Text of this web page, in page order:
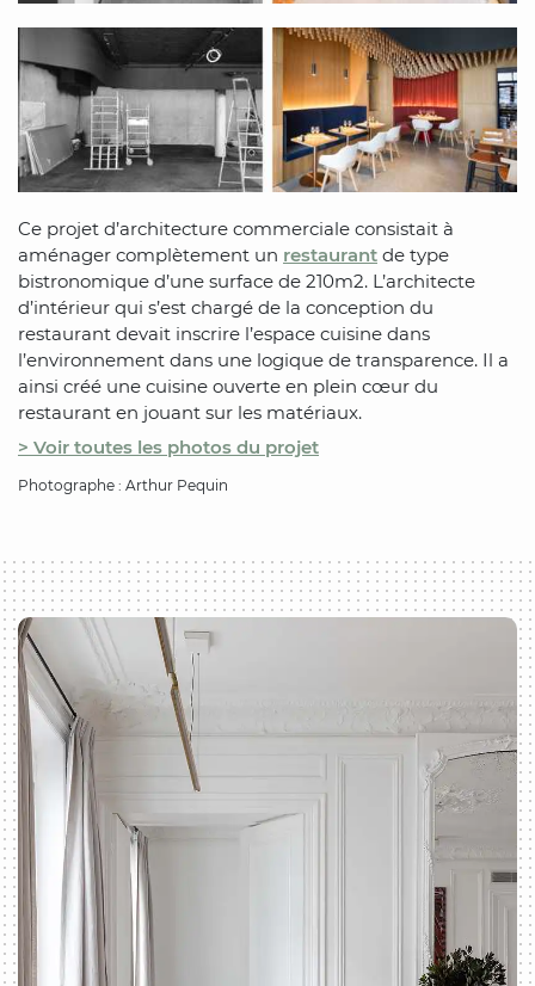
Ce projet d’architecture commerciale consistait à
aménager complètement un restaurant de type
bistronomique d’une surface de 210m2. L’architecte
d’intérieur qui s’est chargé de la conception du
restaurant devait inscrire l’espace cuisine dans
l’environnement dans une logique de transparence. Il a
ainsi créé une cuisine ouverte en plein cœur du
restaurant en jouant sur les matériaux.
> Voir toutes les photos du projet
Photographe : Arthur Pequin